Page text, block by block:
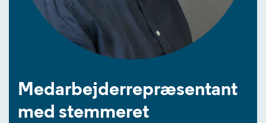
Medarbejderrepræsentant
med stemmeret